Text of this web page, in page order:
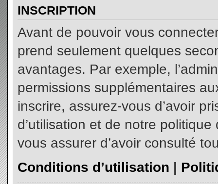
INSCRIPTION
Avant de pouvoir vous
prend seulement quelques
avantages. Par exemple,
permissions supplémentaires
inscrire, assurez-vous d’avoir
d’utilisation et de notre
vous assurer d’avoir consulté
Conditions d’utilisation |